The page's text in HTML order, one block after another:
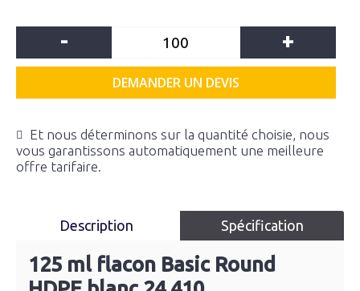
- +
DEMANDER UN DEVIS
Et nous déterminons sur la quantité choisie, nous
vous garantissons automatiquement une meilleure
offre tarifaire.
Description Spécification
125 ml flacon Basic Round